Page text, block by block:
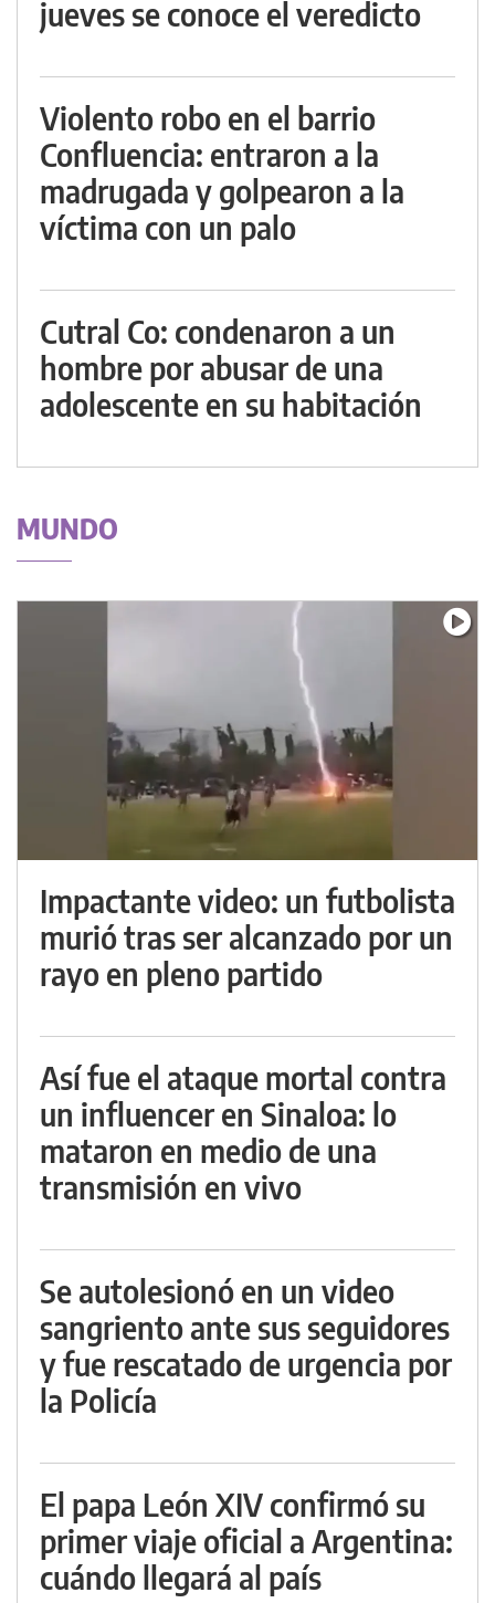
jueves se conoce el veredicto
Violento robo en el barrio
Confluencia: entraron a la
madrugada y golpearon a la
víctima con un palo
Cutral Co: condenaron a un
hombre por abusar de una
adolescente en su habitación
MUNDO
Impactante video: un futbolista
murió tras ser alcanzado por un
rayo en pleno partido
Así fue el ataque mortal contra
un influencer en Sinaloa: lo
mataron en medio de una
transmisión en vivo
Se autolesionó en un video
sangriento ante sus seguidores
y fue rescatado de urgencia por
la Policía
El papa León XIV confirmó su
primer viaje oficial a Argentina:
cuándo llegará al país